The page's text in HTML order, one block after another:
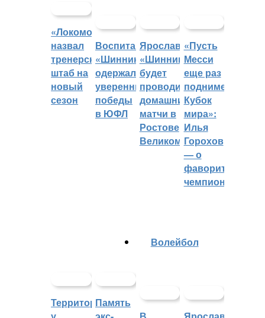
«Локомотив»
назвал
тренерский
штаб на
новый
сезон
Воспитанники
«Шинника»
одержали
уверенные
победы
в ЮФЛ
Ярославский
«Шинник»
будет
проводить
домашние
матчи в
Ростове
Великом
«Пусть
Месси
еще раз
поднимет
Кубок
мира»:
Илья
Горохов
— о
фаворитах
чемпионата
ТерриториейПамять
Волейбол